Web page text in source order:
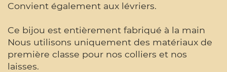
Convient également aux lévriers.
Ce bijou est entièrement fabriqué à la main
Nous utilisons uniquement des matériaux de
première classe pour nos colliers et nos
laisses.